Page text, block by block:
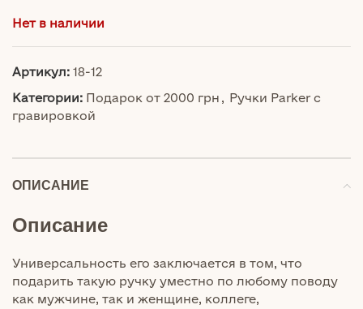
Нет в наличии
Артикул: 18-12
Категории: Подарок от 2000 грн , Ручки Parker с
гравировкой
ОПИСАНИЕ
Описание
Универсальность его заключается в том, что
подарить такую ручку уместно по любому поводу
как мужчине, так и женщине, коллеге,